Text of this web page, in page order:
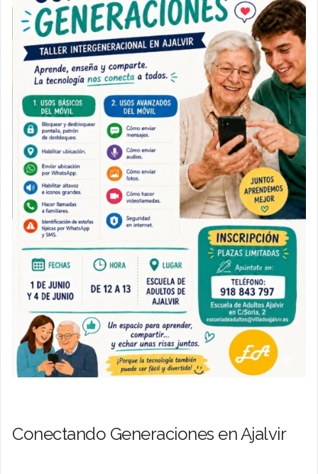
Conectando Generaciones en Ajalvir